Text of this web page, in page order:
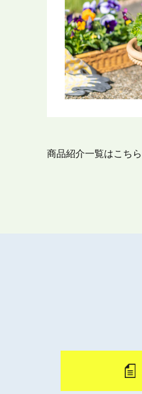
商品紹介一覧はこちら